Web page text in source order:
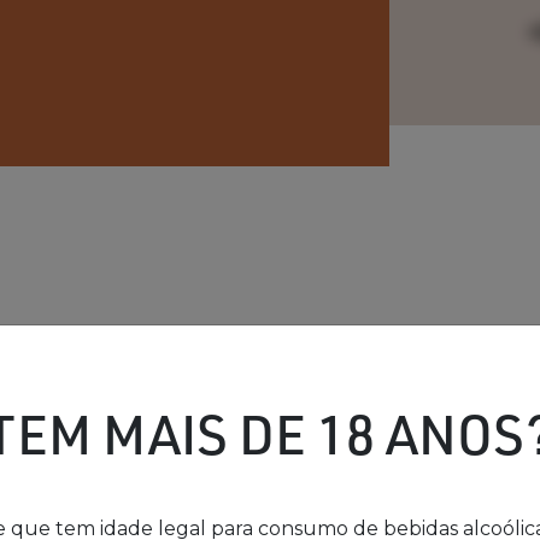
DE
MAIS DE 18
que tem idade legal para consumo de bebidas